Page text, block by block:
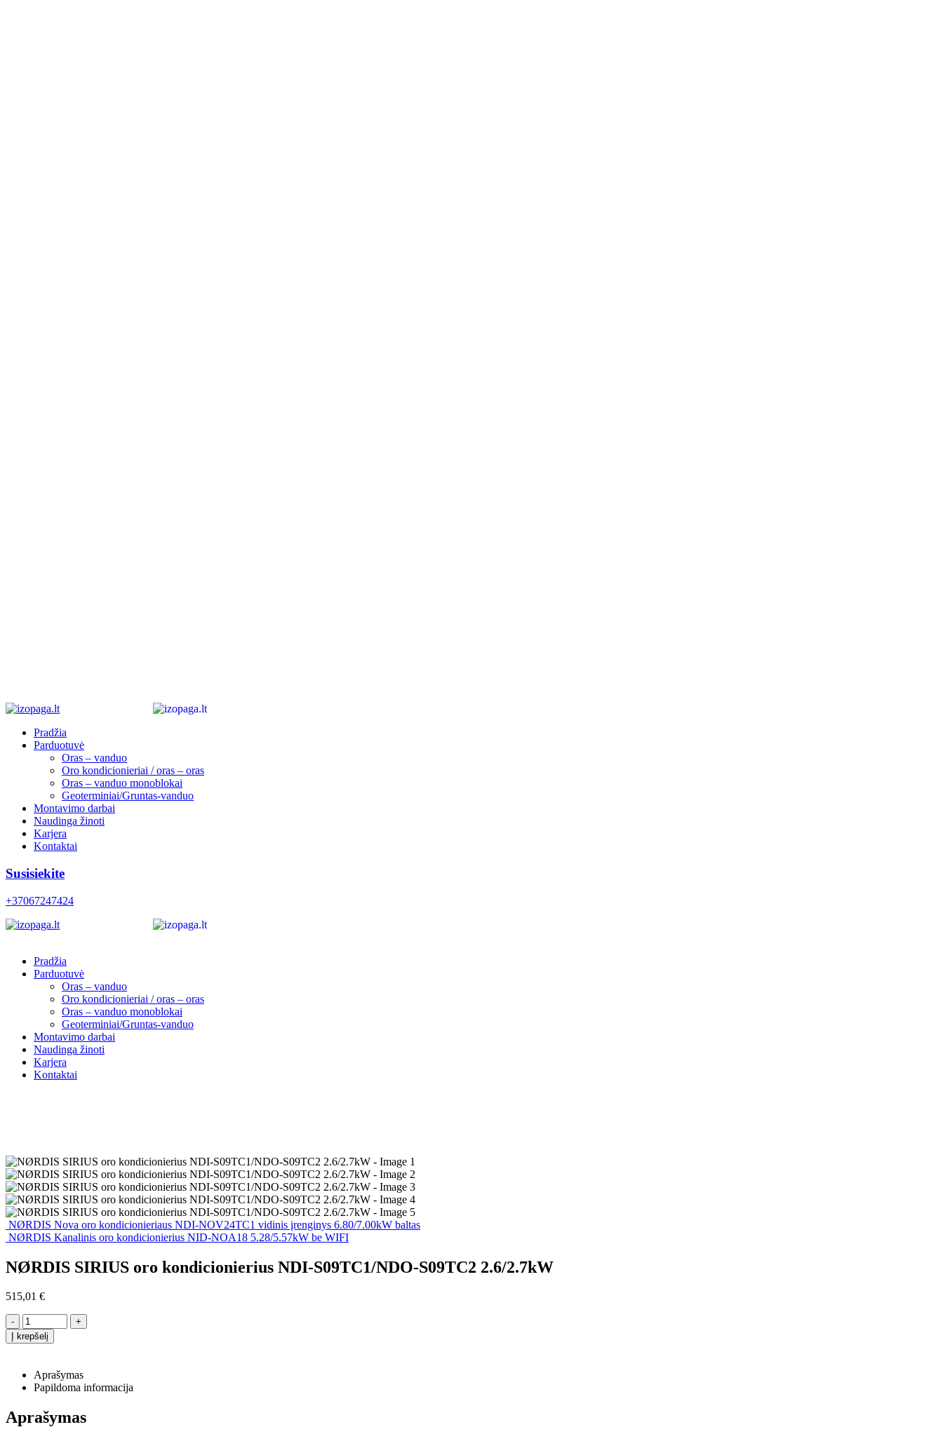
Pradžia
Parduotuvė
Oras – vanduo
Oro kondicionieriai / oras – oras
Oras – vanduo monoblokai
Geoterminiai/Gruntas-vanduo
Montavimo darbai
Naudinga žinoti
Karjera
Kontaktai
Susisiekite
+37067247424
Pradžia
Parduotuvė
Oras – vanduo
Oro kondicionieriai / oras – oras
Oras – vanduo monoblokai
Geoterminiai/Gruntas-vanduo
Montavimo darbai
Naudinga žinoti
Karjera
Kontaktai
NØRDIS Nova oro kondicionieriaus NDI-NOV24TC1 vidinis įrenginys 6.80/7.00kW baltas
NØRDIS Kanalinis oro kondicionierius NID-NOA18 5.28/5.57kW be WIFI
NØRDIS SIRIUS oro kondicionierius NDI-S09TC1/NDO-S09TC2 2.6/2.7kW
515,01 €
-
+
Į krepšelį
Aprašymas
Papildoma informacija
Aprašymas